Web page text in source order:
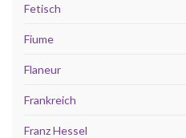
Fetisch
Fiume
Flaneur
Frankreich
Franz Hessel